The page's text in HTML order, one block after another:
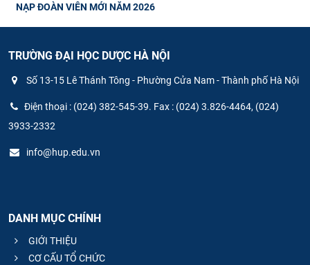
NẠP ĐOÀN VIÊN MỚI NĂM 2026
TRƯỜNG ĐẠI HỌC DƯỢC HÀ NỘI
Số 13-15 Lê Thánh Tông - Phường Cửa Nam - Thành phố Hà Nội
Điện thoại : (024) 382-545-39. Fax : (024) 3.826-4464, (024)
3933-2332
info@hup.edu.vn
DANH MỤC CHÍNH
GIỚI THIỆU
CƠ CẤU TỔ CHỨC